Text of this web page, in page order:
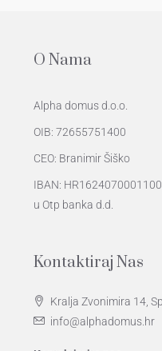
O Nama
Alpha domus d.o.o.
OIB: 72655751400
CEO: Branimir Šiško
IBAN:
u Otp banka d.d.
Kontaktiraj Nas
Kralja Zvonimira 14,
info@alphadomus.hr